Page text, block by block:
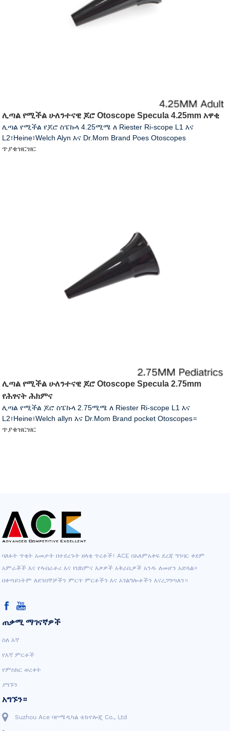
ሊጣል የሚችል ሁለንተናዊ ጆሮ Otoscope Specula 4.25mm አዋቂ
ሊጣል የሚችል የጆሮ ስፔኩላ 4.25ሚሜ ለ Riester Ri-scope L1 እና
L2፣Heine፣Welch Alyn እና Dr.Mom Brand Poes Otoscopes
ጥያቄዝርዝር
ሊጣል የሚችል ሁለንተናዊ ጆሮ Otoscope Specula 2.75mm
የሕፃናት ሕክምና
ሊጣል የሚችል ጆሮ ስፔኩላ 2.75ሚሜ ለ Riester Ri-scope L1 እና
L2፣Heine፣Welch allyn እና Dr.Mom Brand pocket Otoscopes።
ጥያቄዝርዝር
ባለፉት ጥቂት አመታት በተደረጉት ዘላቂ ጥረቶች፣ ACE በአለምአቀፍ ደረጃ ግንባር ቀደም
አምራቾች እና የላብራቶሪ እና የህክምና እቃዎች አቅራቢዎች አንዱ ለመሆን አድጓል።
በቀጣይነትም ለደንበኞቻችን ምርጥ ምርቶችን እና አገልግሎቶችን እናረጋግጣለን።
ጠቃሚ ማገናኛዎች
ስለ እኛ
የእኛ ምርቶች
የምስክር ወረቀት
ያግኙን
አግኙን።
Suzhou Ace ባዮሜዲካል ቴክኖሎጂ Co., Ltd